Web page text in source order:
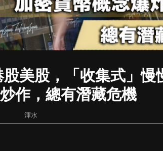
美股，「收集式」慢
作，總有潛藏危機
渾水